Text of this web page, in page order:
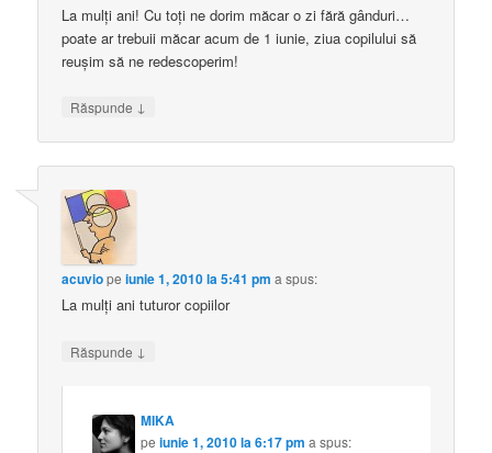
La mulți ani! Cu toți ne dorim măcar o zi fără gânduri…
poate ar trebuii măcar acum de 1 iunie, ziua copilului să
reușim să ne redescoperim!
Răspunde ↓
acuviopeiunie 1, 2010 la 5:41 pm a spus:
La mulţi ani tuturor copiilor
Răspunde ↓
MIKA
peiunie 1, 2010 la 6:17 pm a spus: